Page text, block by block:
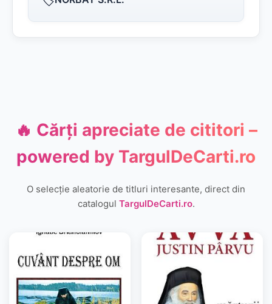
🔥 Cărți apreciate de cititori –
powered by TargulDeCarti.ro
O selecție aleatorie de titluri interesante, direct din
catalogul TargulDeCarti.ro.